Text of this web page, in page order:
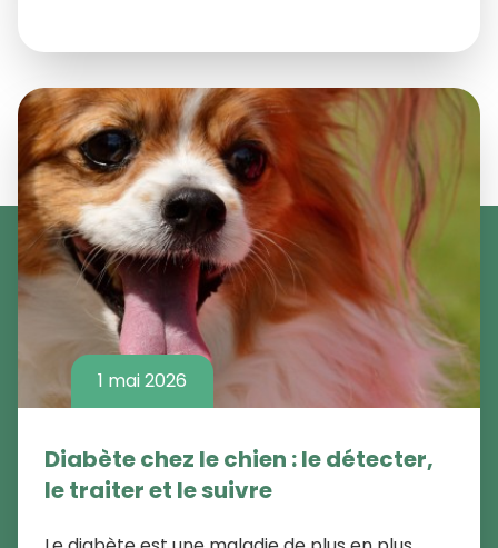
1 mai 2026
Diabète chez le chien : le détecter,
le traiter et le suivre